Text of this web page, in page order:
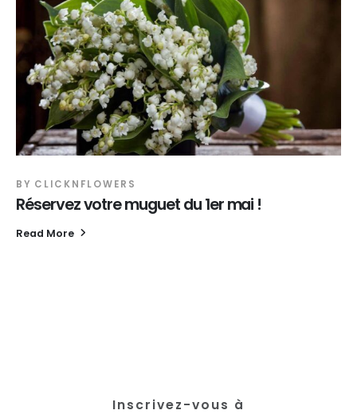
BY CLICKNFLOWERS
Réservez votre muguet du 1er mai !
Read More
Inscrivez-vous à